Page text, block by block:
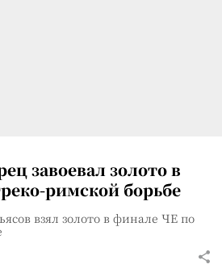
завоевал золото в
римской борьбе
взял золото в финале ЧЕ по